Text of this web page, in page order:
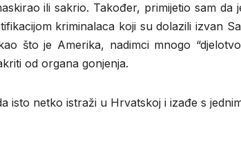
ili sakrio. Također, primijetio sam da
kriminalaca koji su dolazili izvan
što je Amerika, nadimci mnogo
od organa gonjenja.
isto netko istraži u Hrvatskoj i izađe s